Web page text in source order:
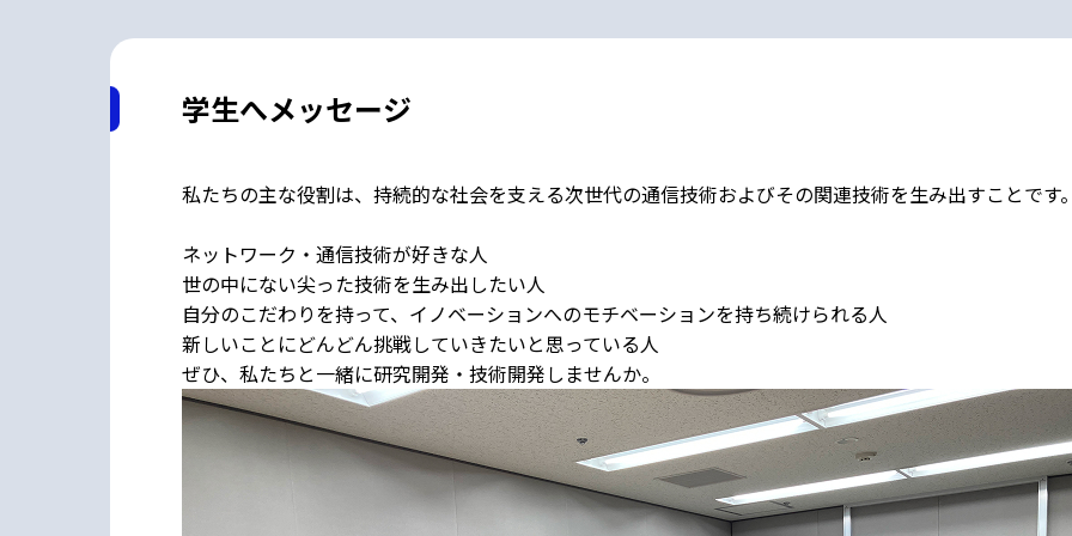
学生へメッセージ
私たちの主な役割は、持続的な社会を支える次世代の通信技術およびその関連技術を生み出すことです
ネットワーク・通信技術が好きな人
世の中にない尖った技術を生み出したい人
自分のこだわりを持って、イノベーションへのモチベーションを持ち続けられる人
新しいことにどんどん挑戦していきたいと思っている人
ぜひ、私たちと一緒に研究開発・技術開発しませんか。